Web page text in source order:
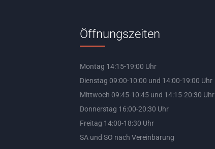
Öffnungszeiten
Montag 14:15-19:00 Uhr
Dienstag 09:00-10:00 und 14:00-19:00 Uhr
Mittwoch 09:45-10:45 und 14:15-20:30 Uhr
Donnerstag 16:00-20:30 Uhr
Freitag 14:00-18:30 Uhr
SA und SO nach Vereinbarung